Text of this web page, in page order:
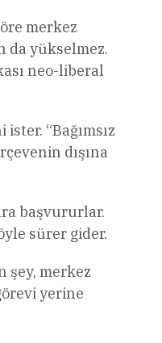
merkez
da yükselmez.
neo-liberal
“Bağımsız
dışına
başvururlar.
sürer gider.
şey, merkez
yerine